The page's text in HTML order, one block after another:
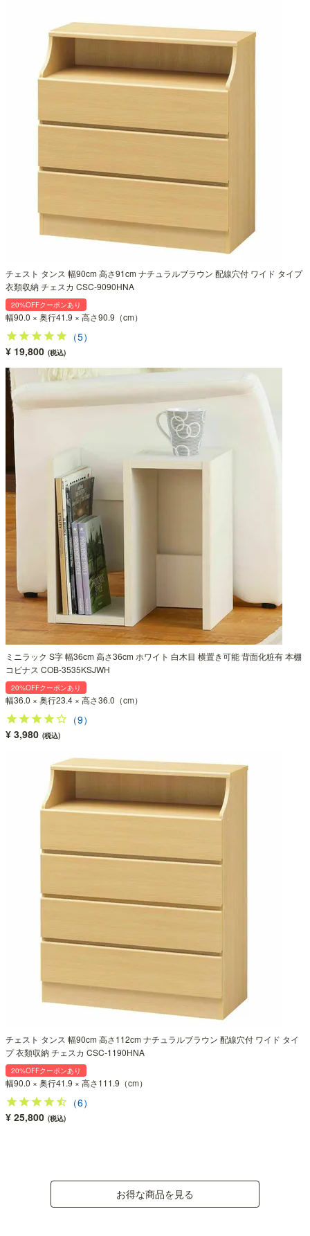
チェスト タンス 幅90cm 高さ91cm ナチュラルブラウン 配線穴付 ワイド タイプ
衣類収納 チェスカ CSC-9090HNA
20%OFFクーポンあり
幅90.0 × 奥行41.9 × 高さ90.9（cm）
（5）
¥ 19,800 (税込)
ミニラック S字 幅36cm 高さ36cm ホワイト 白木目 横置き可能 背面化粧有 本棚
コビナス COB-3535KSJWH
20%OFFクーポンあり
幅36.0 × 奥行23.4 × 高さ36.0（cm）
（9）
¥ 3,980 (税込)
チェスト タンス 幅90cm 高さ112cm ナチュラルブラウン 配線穴付 ワイド タイ
プ 衣類収納 チェスカ CSC-1190HNA
20%OFFクーポンあり
幅90.0 × 奥行41.9 × 高さ111.9（cm）
（6）
¥ 25,800 (税込)
お得な商品を見る